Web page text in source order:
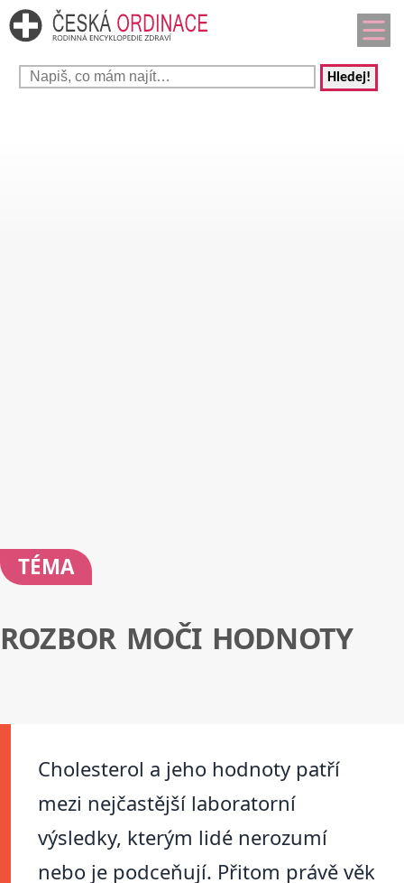
Hledej!
TÉMA
ROZBOR MOČI HODNOTY
Cholesterol a jeho hodnoty patří
mezi nejčastější laboratorní
výsledky, kterým lidé nerozumí
nebo je podceňují. Přitom právě věk